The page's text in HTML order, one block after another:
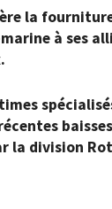
la
à ses
la division